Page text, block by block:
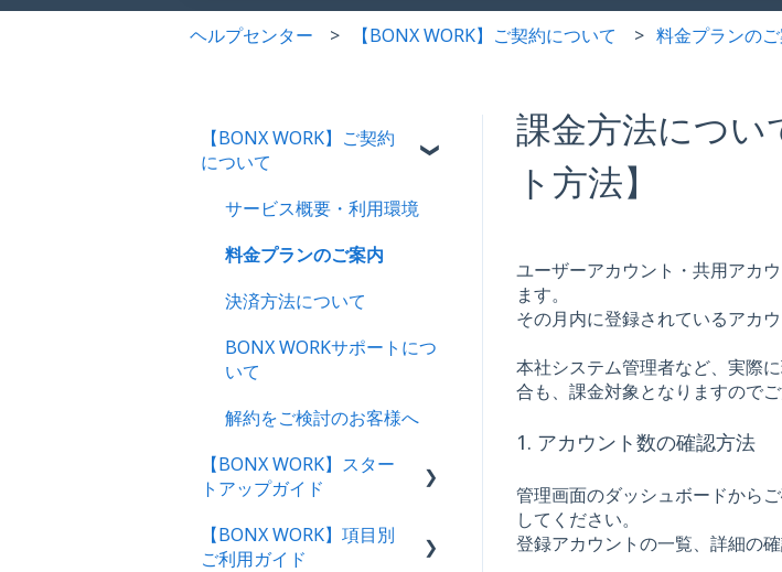
ヘルプセンター
【BONX WORK】ご契約について 料金プランの
課金方法につい
ト方法】
ユーザーアカウント・共用アカ
ます。
その月内に登録されているアカ
本社システム管理者など、実際
合も、課金対象となりますのでご
1. アカウント数の確認方法
管理画面のダッシュボードから
してください。
登録アカウントの一覧、詳細の
【BONX WORK】ご契約
について
サービス概要・利用環境
料金プランのご案内
決済方法について
BONX WORKサポートにつ
いて
解約をご検討のお客様へ
【BONX WORK】スター
トアップガイド
スタートアップガイド・動
画
【BONX WORK】項目別
ご利用ガイド